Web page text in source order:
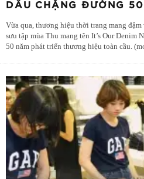
DẤU CHẶNG ĐƯỜNG
Vừa qua, thương hiệu thời trang mang
sưu tập mùa Thu mang tên It’s Our Denim
50 năm phát triển thương hiệu toàn cầu.